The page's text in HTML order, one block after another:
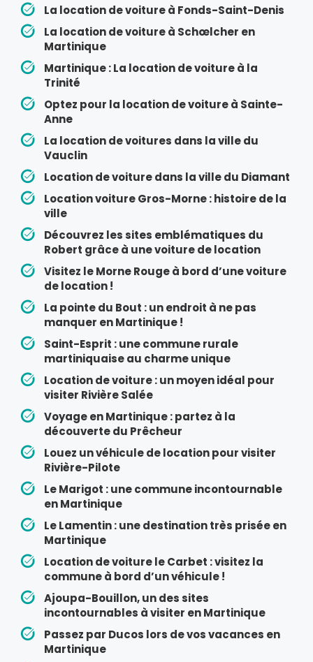
La location de voiture à Fonds-Saint-Denis
La location de voiture à Schœlcher en
Martinique
Martinique : La location de voiture à la
Trinité
Optez pour la location de voiture à Sainte-
Anne
La location de voitures dans la ville du
Vauclin
Location de voiture dans la ville du Diamant
Location voiture Gros-Morne : histoire de la
ville
Découvrez les sites emblématiques du
Robert grâce à une voiture de location
Visitez le Morne Rouge à bord d’une voiture
de location !
La pointe du Bout : un endroit à ne pas
manquer en Martinique !
Saint-Esprit : une commune rurale
martiniquaise au charme unique
Location de voiture : un moyen idéal pour
visiter Rivière Salée
Voyage en Martinique : partez à la
découverte du Prêcheur
Louez un véhicule de location pour visiter
Rivière-Pilote
Le Marigot : une commune incontournable
en Martinique
Le Lamentin : une destination très prisée en
Martinique
Location de voiture le Carbet : visitez la
commune à bord d’un véhicule !
Ajoupa-Bouillon, un des sites
incontournables à visiter en Martinique
Passez par Ducos lors de vos vacances en
Martinique